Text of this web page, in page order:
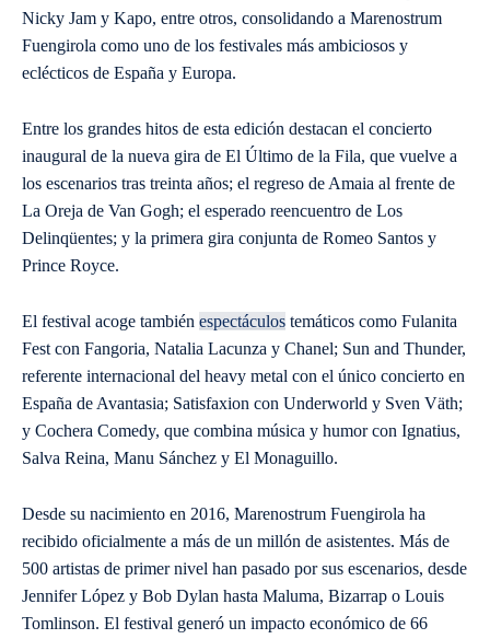
Nicky Jam y Kapo, entre otros, consolidando a Marenostrum
Fuengirola como uno de los festivales más ambiciosos y
eclécticos de España y Europa.
Entre los grandes hitos de esta edición destacan el concierto
inaugural de la nueva gira de El Último de la Fila, que vuelve a
los escenarios tras treinta años; el regreso de Amaia al frente de
La Oreja de Van Gogh; el esperado reencuentro de Los
Delinqüentes; y la primera gira conjunta de Romeo Santos y
Prince Royce.
El festival acoge también espectáculos temáticos como Fulanita
Fest con Fangoria, Natalia Lacunza y Chanel; Sun and Thunder,
referente internacional del heavy metal con el único concierto en
España de Avantasia; Satisfaxion con Underworld y Sven Väth;
y Cochera Comedy, que combina música y humor con Ignatius,
Salva Reina, Manu Sánchez y El Monaguillo.
Desde su nacimiento en 2016, Marenostrum Fuengirola ha
recibido oficialmente a más de un millón de asistentes. Más de
500 artistas de primer nivel han pasado por sus escenarios, desde
Jennifer López y Bob Dylan hasta Maluma, Bizarrap o Louis
Tomlinson. El festival generó un impacto económico de 66